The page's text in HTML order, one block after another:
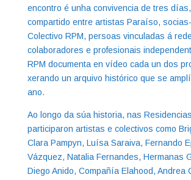
encontro é unha convivencia de tres
compartido entre artistas Paraíso,
Colectivo RPM, persoas vinculadas á
colaboradores e profesionais
RPM documenta en vídeo cada un dos
xerando un arquivo histórico que se
ano.
Ao longo da súa historia, nas
participaron artistas e colectivos como
Clara Pampyn, Luísa Saraiva, Fernando
Vázquez, Natalia Fernandes, Hermanas
Diego Anido, Compañía Elahood, Andrea